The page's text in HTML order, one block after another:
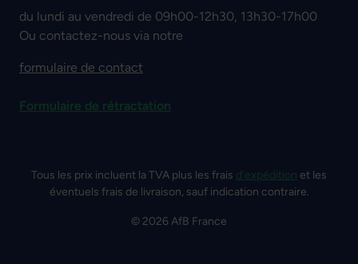
du lundi au vendredi de 09h00-12h30, 13h30-17h00
Ou contactez-nous via notre
formulaire de contact
Formulaire de rétractation
Tous les prix incluent la TVA plus les frais d'expédition et les
éventuels frais de livraison, sauf indication contraire.
© 2026 AfB France